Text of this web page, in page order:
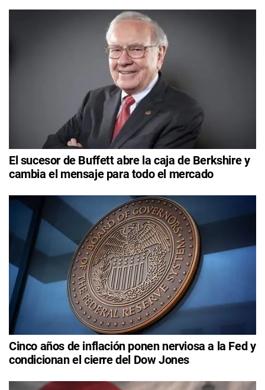
El sucesor de Buffett abre la caja de Berkshire y
cambia el mensaje para todo el mercado
Cinco años de inflación ponen nerviosa a la Fed y
condicionan el cierre del Dow Jones